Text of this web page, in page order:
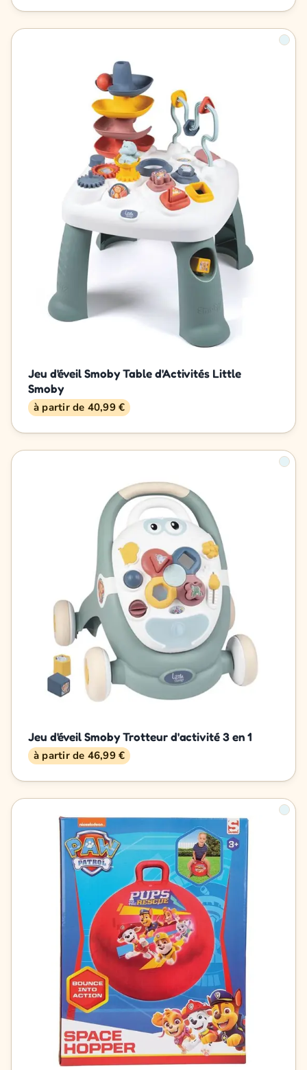
Jeu d'éveil Smoby Table d'Activités Little
Smoby
à partir de 40,99 €
Jeu d'éveil Smoby Trotteur d'activité 3 en 1
à partir de 46,99 €